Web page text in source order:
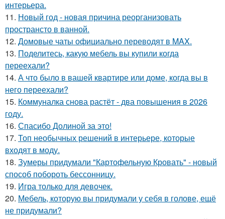
интерьера.
11. Новый год - новая причина реорганизовать
пространсто в ванной.
12. Домовые чаты официально переводят в MAX.
13. Поделитесь, какую мебель вы купили когда
переехали?
14. А что было в вашей квартире или доме, когда вы в
него переехали?
15. Коммуналка снова растёт - два повышения в 2026
году.
16. Спасибо Долиной за это!
17. Топ необычных решений в интерьере, которые
входят в моду.
18. Зумеры придумали "Картофельную Кровать" - новый
способ побороть бессонницу.
19. Игра только для девочек.
20. Мебель, которую вы придумали у себя в голове, ещё
не придумали?